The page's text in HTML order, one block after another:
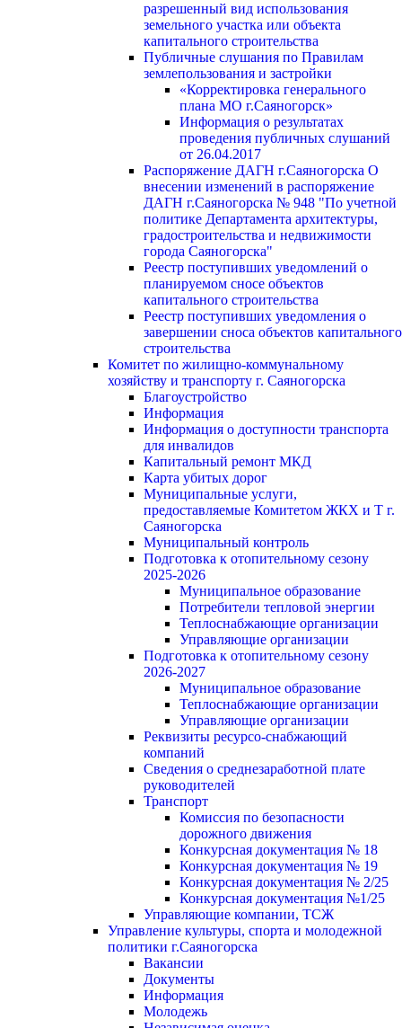
разрешенный вид использования
земельного участка или объекта
капитального строительства
Публичные слушания по Правилам
землепользования и застройки
«Корректировка генерального
плана МО г.Саяногорск»
Информация о результатах
проведения публичных слушаний
от 26.04.2017
Распоряжение ДАГН г.Саяногорска О
внесении изменений в распоряжение
ДАГН г.Саяногорска № 948 "По учетной
политике Департамента архитектуры,
градостроительства и недвижимости
города Саяногорска"
Реестр поступивших уведомлений о
планируемом сносе объектов
капитального строительства
Реестр поступивших уведомления о
завершении сноса объектов капитального
строительства
Комитет по жилищно-коммунальному
хозяйству и транспорту г. Саяногорска
Благоустройство
Информация
Информация о доступности транспорта
для инвалидов
Капитальный ремонт МКД
Карта убитых дорог
Муниципальные услуги,
предоставляемые Комитетом ЖКХ и Т г.
Саяногорска
Муниципальный контроль
Подготовка к отопительному сезону
2025-2026
Муниципальное образование
Потребители тепловой энергии
Теплоснабжающие организации
Управляющие организации
Подготовка к отопительному сезону
2026-2027
Муниципальное образование
Теплоснабжающие организации
Управляющие организации
Реквизиты ресурсо-снабжающий
компаний
Сведения о среднезаработной плате
руководителей
Транспорт
Комиссия по безопасности
дорожного движения
Конкурсная документация № 18
Конкурсная документация № 19
Конкурсная документация № 2/25
Конкурсная документация №1/25
Управляющие компании, ТСЖ
Управление культуры, спорта и молодежной
политики г.Саяногорска
Вакансии
Документы
Информация
Молодежь